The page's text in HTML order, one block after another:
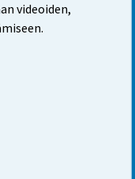
videoiden,